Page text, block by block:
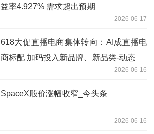
益率4.927% 需求超出预期
2026-06-17
618大促直播电商集体转向：AI成直播电
商标配 加码投入新品牌、新品类-动态
2026-06-16
SpaceX股价涨幅收窄_今头条
2026-06-16